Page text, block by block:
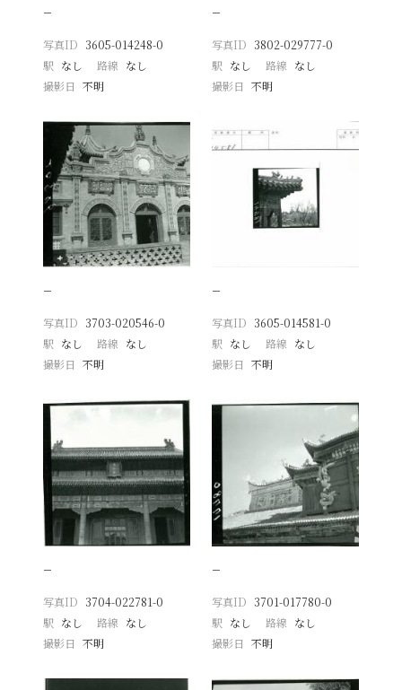
−
写真ID 3605-014248-0
駅 なし 路線 なし
撮影日
不明
−
写真ID 3802-029777-0
駅 なし 路線 なし
撮影日 不明
−
写真ID 3703-020546-0
駅 なし 路線 なし
撮影日
不明
−
写真ID 3605-014581-0
駅 なし 路線 なし
撮影日 不明
−
写真ID 3704-022781-0
駅 なし 路線 なし
撮影日
不明
−
写真ID 3701-017780-0
駅 なし 路線 なし
撮影日 不明